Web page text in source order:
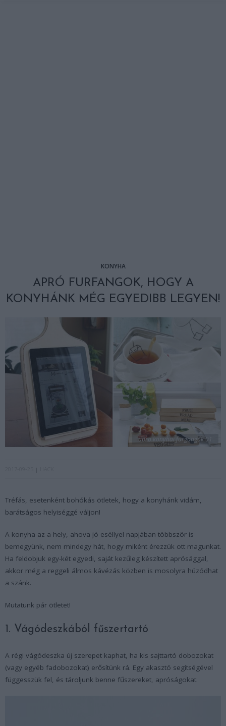
KONYHA
APRÓ FURFANGOK, HOGY A
KONYHÁNK MÉG EGYEDIBB LEGYEN!
apro konyhai furgangok 01
Tréfás, esetenként bohókás ötletek, hogy a konyhánk vidám,
barátságos helyiséggé váljon!
A konyha az a hely, ahova jó eséllyel napjában többször is
bemegyünk, nem mindegy hát, hogy miként érezzük ott magunkat.
Ha feldobjuk egy-két egyedi, saját kezűleg készített aprósággal,
akkor még a reggeli álmos kávézás közben is mosolyra húzódhat
a szánk.
Mutatunk pár ötletet!
1. Vágódeszkából fűszertartó
A régi vágódeszka új szerepet kaphat, ha kis sajttartó dobozokat
(vagy egyéb fadobozokat) erősítünk rá. Egy akasztó segítségével
függesszük fel, és tároljunk benne fűszereket, apróságokat.